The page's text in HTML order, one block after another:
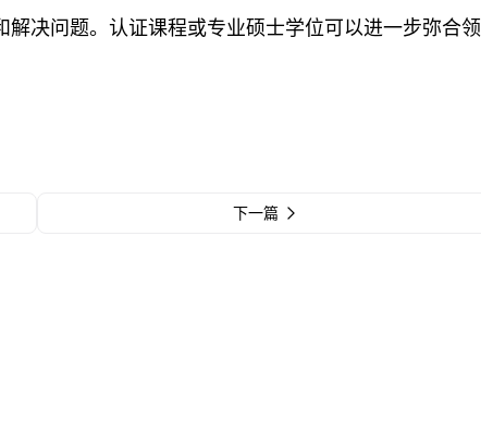
决问题。认证课程或专业硕士学位可以进一步弥合领
下一篇